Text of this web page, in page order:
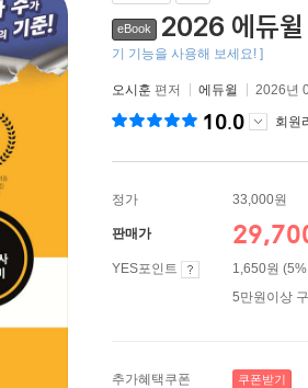
eBook 2026 에듀윌
기 기능을 사용해 보세요! ]
오시훈 편저 에듀윌 2026년
10.0 회원
정가 33,000원
판매가
YES포인트
1,650원
5만원이상
추가혜택쿠폰 쿠폰받기